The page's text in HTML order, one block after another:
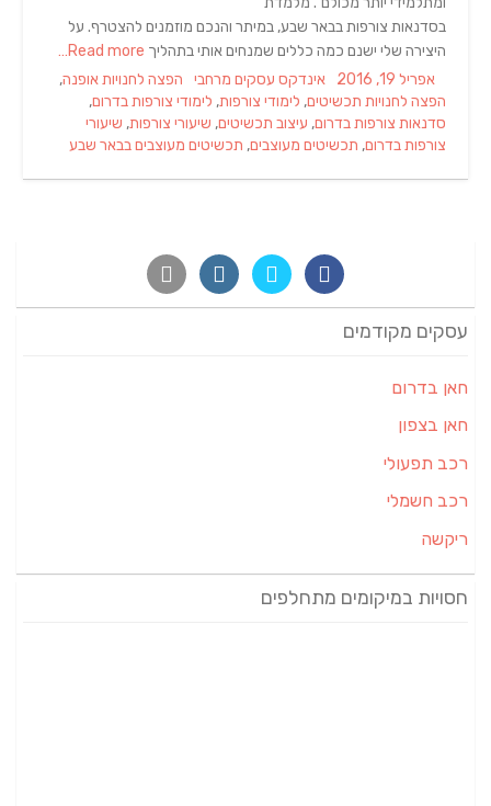
בסדנאות צורפות בבאר שבע, במיתר והנכם מוזמנים להצטרף. על
היצירה שלי ישנם כמה כללים שמנחים אותי בתהליך
Posted
on
אפריל 19, 2016 Categories
אינדקס עסקים מרחבי Tags
הפצה לחנויות אופנה,
הפצה לחנויות תכשיטים, לימודי צורפות, לימודי צורפות בדרום,
סדנאות צורפות בדרום, עיצוב תכשיטים, שיעורי צורפות, שיעורי
צורפות בדרום, תכשיטים מעוצבים, תכשיטים מעוצבים בבאר שבע
עסקים מקודמים
חאן בדרום
חאן בצפון
רכב תפעולי
רכב חשמלי
ריקשה
חסויות במיקומים מתחלפים